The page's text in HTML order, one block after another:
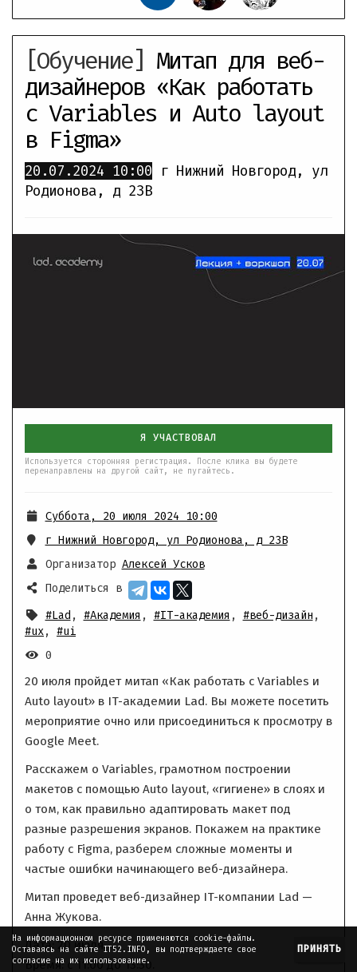
[Обучение]
Митап для веб-
дизайнеров «Как работать
с Variables и Auto layout
в Figma»
20.07.2024 10:00
г Нижний Новгород, ул
Родионова, д 23В
Я УЧАСТВОВАЛ
Используется сторонняя регистрация. После клика вы будете
перенаправлены на другой сайт, не пугайтесь.
Суббота, 20 июля 2024 10:00
г Нижний Новгород, ул Родионова, д 23В
Организатор Алексей Усков
Поделиться в
#Lad , #Академия , #IT-академия , #веб-дизайн ,
#ux, #ui
0
20 июля пройдет митап «Как работать с Variables и
Auto layout» в IT-академии Lad. Вы можете посетить
мероприятие очно или присоединиться к просмотру в
Google Meet.
Расскажем о Variables, грамотном построении
макетов с помощью Auto layout, «гигиене» в слоях и
о том, как правильно адаптировать макет под
разные разрешения экранов. Покажем на практике
работу с Figma, разберем сложные моменты и
частые ошибки начинающего веб-дизайнера.
Митап проведет веб-дизайнер IT-компании Lad —
Анна Жукова.
Дата: 20 июля.
Время: с 11:00 до 13:30.
На информационном ресурсе применяются cookie-файлы.
Оставаясь на сайте IT52.INFO, вы подтверждаете свое
согласие на их использование.
ПРИНЯТЬ